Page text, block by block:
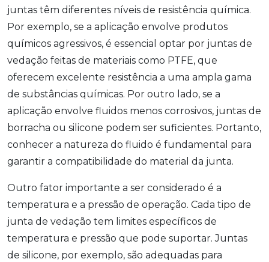
juntas têm diferentes níveis de resistência química.
Por exemplo, se a aplicação envolve produtos
químicos agressivos, é essencial optar por juntas de
vedação feitas de materiais como PTFE, que
oferecem excelente resistência a uma ampla gama
de substâncias químicas. Por outro lado, se a
aplicação envolve fluidos menos corrosivos, juntas de
borracha ou silicone podem ser suficientes. Portanto,
conhecer a natureza do fluido é fundamental para
garantir a compatibilidade do material da junta.
Outro fator importante a ser considerado é a
temperatura e a pressão de operação. Cada tipo de
junta de vedação tem limites específicos de
temperatura e pressão que pode suportar. Juntas
de silicone, por exemplo, são adequadas para